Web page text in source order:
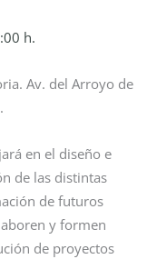
h.
Av. del Arroyo de
en el diseño e
de las distintas
de futuros
y formen
de proyectos